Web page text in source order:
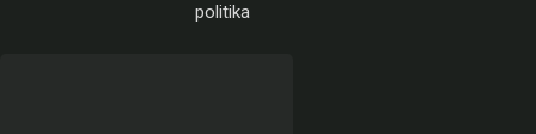
politika